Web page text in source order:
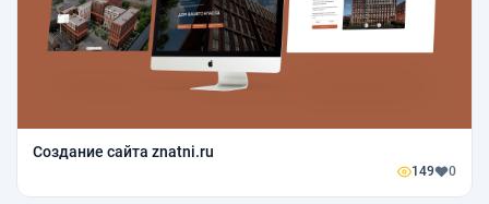
Создание сайта znatni.ru
149 0